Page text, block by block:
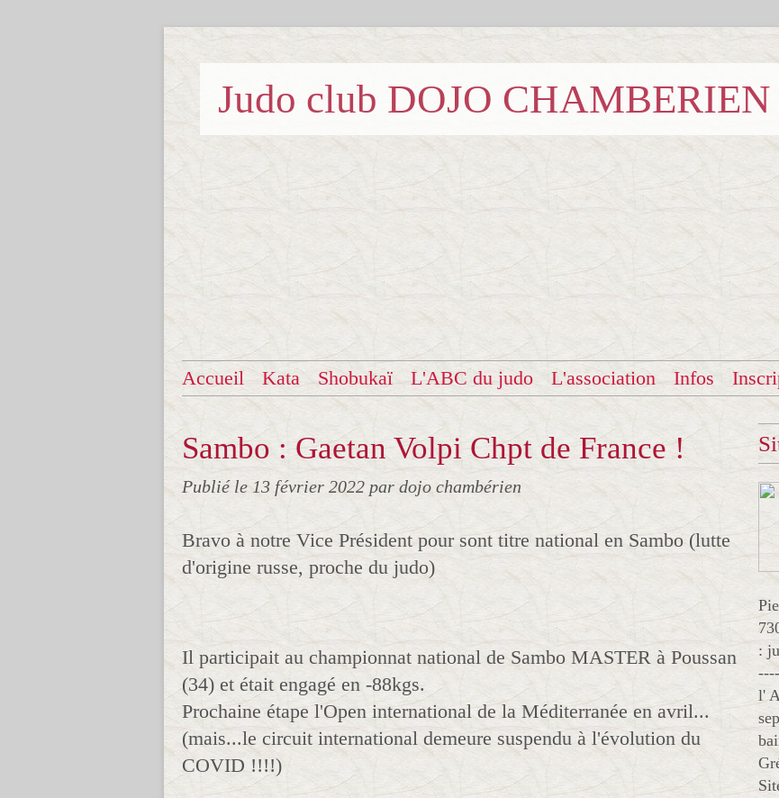
Judo club DOJO CHAMBERIEN
Accueil Kata Shobukaï L'ABC du judo L'association Infos
Sambo : Gaetan Volpi Chpt de France !
Publié le 13 février 2022 par dojo chambérien
Bravo à notre Vice Président pour sont titre national en Sambo (lutte
d'origine russe, proche du judo)
Il participait au championnat national de Sambo MASTER à Poussan
(34) et était engagé en -88kgs.
Prochaine étape l'Open international de la Méditerranée en avril...
(mais...le circuit international demeure suspendu à l'évolution du
COVID !!!!)
:
l'